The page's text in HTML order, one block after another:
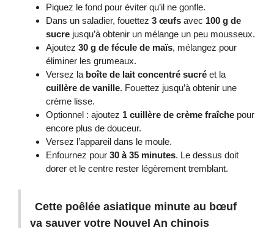
Piquez le fond pour éviter qu’il ne gonfle.
Dans un saladier, fouettez 3 œufs avec 100 g de
sucre jusqu’à obtenir un mélange un peu mousseux.
Ajoutez 30 g de fécule de maïs, mélangez pour
éliminer les grumeaux.
Versez la boîte de lait concentré sucré et la
cuillère de vanille. Fouettez jusqu’à obtenir une
crème lisse.
Optionnel : ajoutez 1 cuillère de crème fraîche pour
encore plus de douceur.
Versez l’appareil dans le moule.
Enfournez pour 30 à 35 minutes. Le dessus doit
dorer et le centre rester légèrement tremblant.
Cette poêlée asiatique minute au bœuf
va sauver votre Nouvel An chinois